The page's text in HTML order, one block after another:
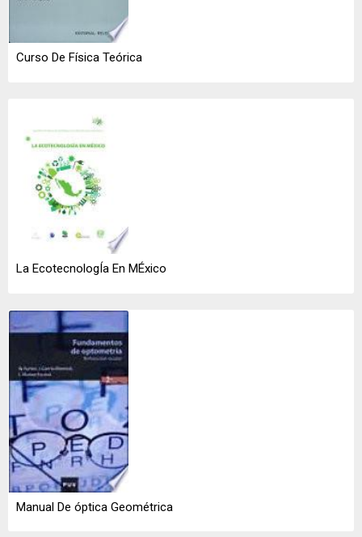
Curso De Física Teórica
La EcotecnologÍa En MÉxico
Manual De óptica Geométrica